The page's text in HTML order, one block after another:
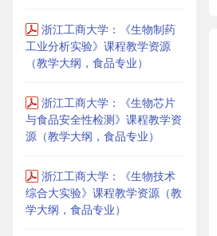
浙江工商大学：《生物制药
工业分析实验》课程教学资源
（教学大纲，食品专业）
浙江工商大学：《生物芯片
与食品安全性检测》课程教学资
源（教学大纲，食品专业）
浙江工商大学：《生物技术
综合大实验》课程教学资源（教
学大纲，食品专业）